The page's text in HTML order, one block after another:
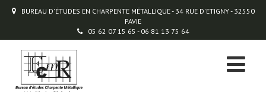
BUREAU D'ÉTUDES EN CHARPENTE MÉTALLIQUE - 34 RUE D'ETIGNY - 32550
PAVIE
05 62 07 15 65 - 06 81 13 75 64